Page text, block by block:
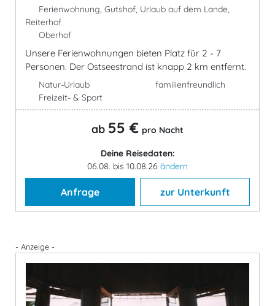
Ferienwohnung, Gutshof, Urlaub auf dem Lande,
Reiterhof
Oberhof
Unsere Ferienwohnungen bieten Platz für 2 - 7
Personen. Der Ostseestrand ist knapp 2 km entfernt.
Natur-Urlaub
Freizeit- & Sport
familienfreundlich
ab 55 € pro Nacht
Deine Reisedaten:
06.08. bis 10.08.26 ändern
Anfrage zur Unterkunft
- Anzeige -